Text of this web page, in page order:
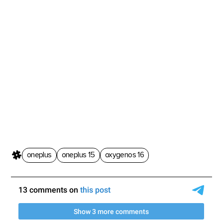
oneplus oneplus 15 oxygenos 16